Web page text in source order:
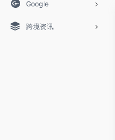
Google
跨境资讯